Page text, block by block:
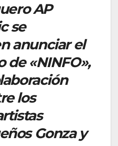
AP
se
anunciar el
de «NINFO»,
los
Gonza y